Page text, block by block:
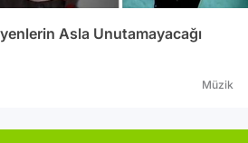
Asla Unutamayacağı
Müzik